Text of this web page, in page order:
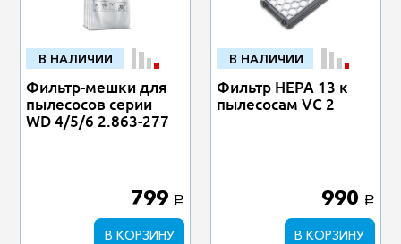
В НАЛИЧИИ
Фильтр-мешки для
пылесосов серии
WD 4/5/6 2.863-277
799 a
В КОРЗИНУ
В НАЛИЧИИ
Фильтр HEPA 13 к
пылесосам VC 2
990 a
В КОРЗИНУ